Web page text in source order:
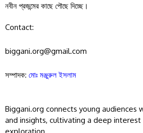
নবীন প্রজন্মের কাছে পৌছে দিচ্ছে।
Contact:
biggani.org@gmail.com
সম্পাদক: মোঃ মঞ্জুরুল ইসলাম
Biggani.org connects young audiences
and insights, cultivating a deep interest